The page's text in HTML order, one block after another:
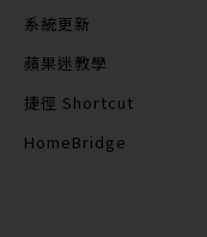
系統更新
蘋果迷教學
捷徑 Shortcut
HomeBridge